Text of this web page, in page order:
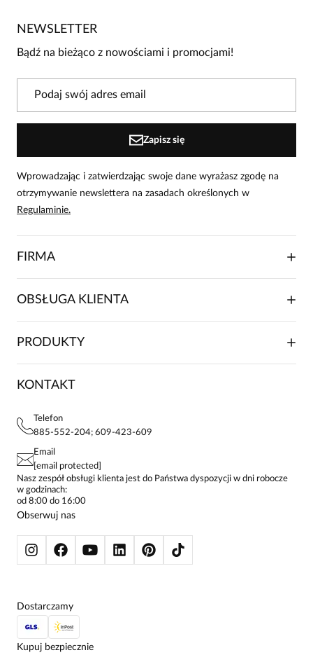
Bądź pierwszą osobą, która podzieli się opinią o tym
W naszej witrynie opinie mogą dodawać tylko
NEWSLETTER
Bądź na bieżąco z nowościami i promocjami!
Zapisz się
Wprowadzając i zatwierdzając swoje dane wyrażasz zgodę na
otrzymywanie newslettera na zasadach określonych w
Regulaminie.
FIRMA
FRANCZYZA
MAPA WITRYNY
KONTAKTY
OBSŁUGA KLIENTA
FAQ
POLITYKA PRYWATNOŚCI
STREFA STAŁEGO KLIENTA
PRODUKTY
KOSZULE DAMSKIE
SPODNIE DAMSKIE
ŻAKIETY I MARYNARKI
SWETRY
BLUZY
KONTAKT
Telefon
885-552-204; 609-423-609
Email
[email protected]
Nasz zespół obsługi klienta jest do Państwa dyspozycji w dni robocze
w godzinach:
od 8:00 do 16:00
Obserwuj nas
Dostarczamy
Kupuj bezpiecznie